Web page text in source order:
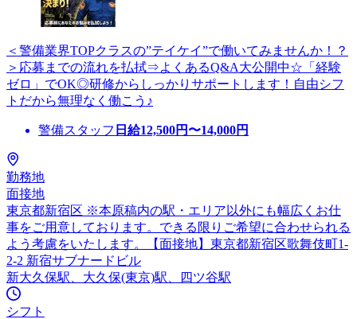
＜警備業界TOPクラスの”テイケイ”で働いてみませんか！？
＞応募までの流れを払拭⇒よくあるQ&A大公開中☆「経験
ゼロ」でOK◎研修からしっかりサポートします！自由シフ
トだから無理なく働こう♪
警備スタッフ 日給12,500円〜14,000円
勤務地
面接地
東京都新宿区 ※本原稿内の駅・エリア以外にも幅広くお仕
事をご用意しております。できる限りご希望に合わせられる
よう考慮をいたします。【面接地】東京都新宿区歌舞伎町1-
2-2 新宿サブナードビル
新大久保駅、大久保(東京)駅、四ツ谷駅
シフト